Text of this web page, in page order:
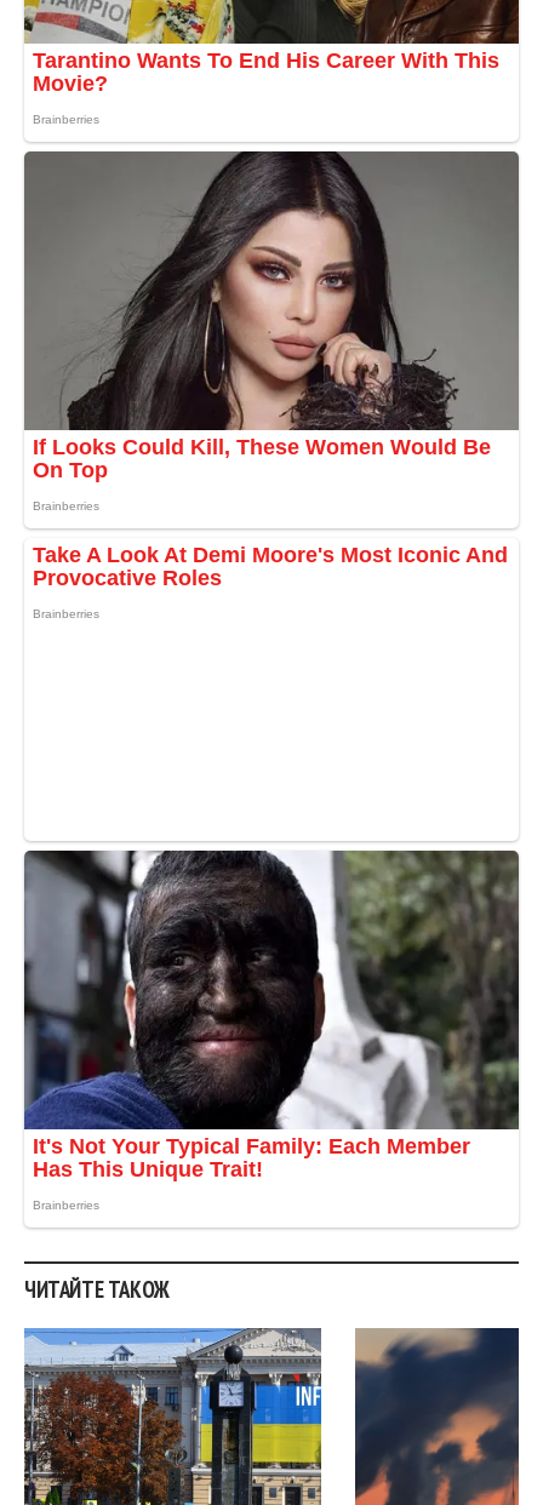
ЧИТАЙТЕ ТАКОЖ